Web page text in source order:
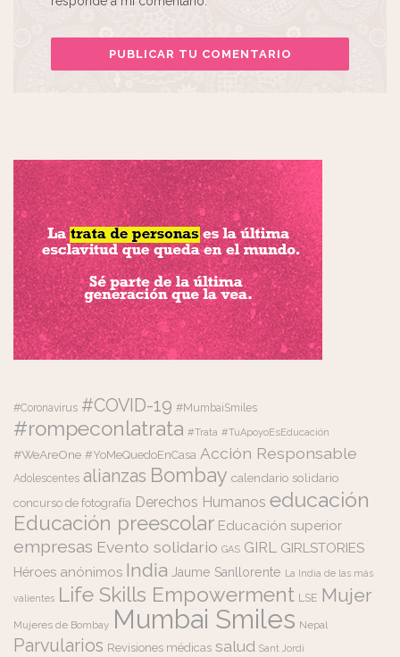
#Coronavirus #COVID-19 #MumbaiSmiles
#rompeconlatrata #Trata #TuApoyoEsEducación
#WeAreOne #YoMeQuedoEnCasa Acción Responsable
Adolescentes alianzas Bombay calendario solidario
concurso de fotografía Derechos Humanos educación
Educación preescolar Educación superior
empresas Evento solidario GAS GIRL GIRLSTORIES
Héroes anónimos India Jaume Sanllorente La India de las más
valientes Life Skills Empowerment LSE Mujer
Mujeres de Bombay Mumbai Smiles Nepal
Parvularios Revisiones médicas salud Sant Jordi